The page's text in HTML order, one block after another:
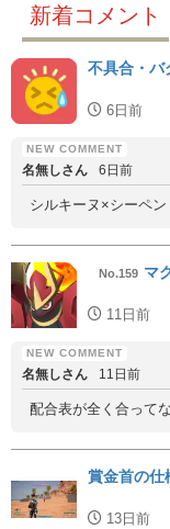
新着コメント
不具合・バ
6日前
名無しさん 6日前
シルキーヌ×シーペン
No.159 マ
11日前
名無しさん 11日前
配合表が全く合って
賞金首の仕
13日前